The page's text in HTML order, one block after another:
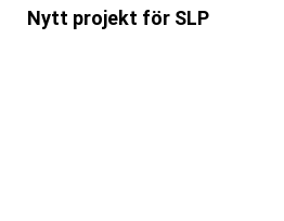
Nytt projekt för SLP